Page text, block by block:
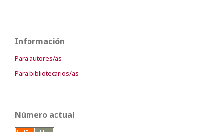
Información
Para autores/as
Para bibliotecarios/as
Número actual